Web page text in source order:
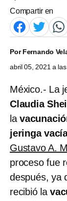
Compartir en
PorFernando
abril 05, 2021 a
México.- La
Claudia
la
jeringa
Gustavo A.
proceso fue
después, ya
recibió la